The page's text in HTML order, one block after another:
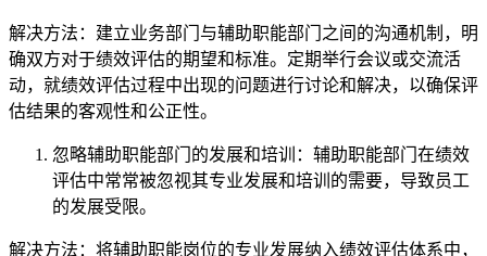
解决方法：建立业务部门与辅助职能部门之间的沟通机制，明
确双方对于绩效评估的期望和标准。定期举行会议或交流活
动，就绩效评估过程中出现的问题进行讨论和解决，以确保评
估结果的客观性和公正性。
忽略辅助职能部门的发展和培训：辅助职能部门在绩效
评估中常常被忽视其专业发展和培训的需要，导致员工
的发展受限。
解决方法：将辅助职能岗位的专业发展纳入绩效评估体系中，